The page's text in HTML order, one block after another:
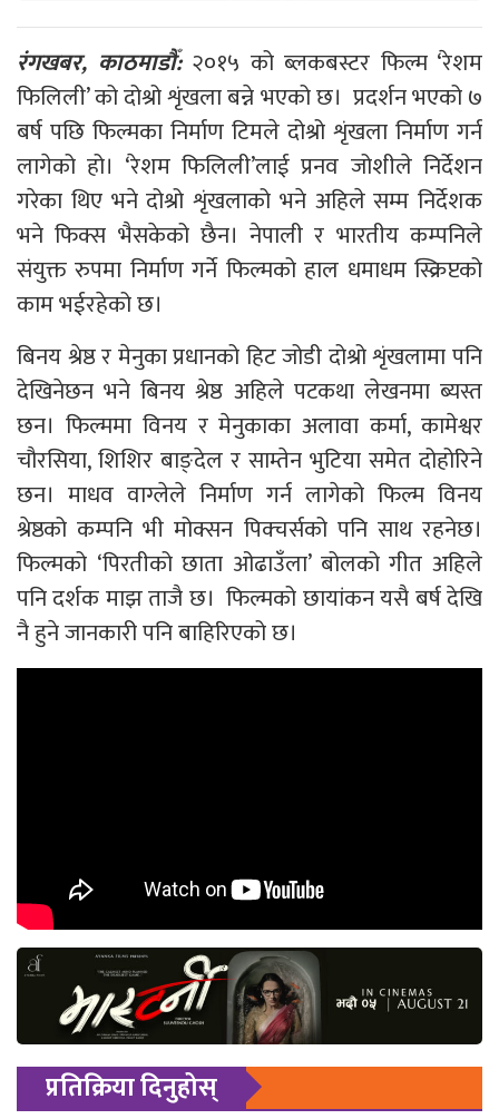
रंगखबर, काठमाडौँ: २०१५ को ब्लकबस्टर फिल्म ‘रेशम
फिलिली’को दोश्रो शृंखला बन्ने भएको छ। प्रदर्शन भएको ७
बर्ष पछि फिल्मका निर्माण टिमले दोश्रो शृंखला निर्माण गर्न
लागेको हो। ‘रेशम फिलिली’लाई प्रनव जोशीले निर्देशन
गरेका थिए भने दोश्रो शृंखलाको भने अहिले सम्म निर्देशक
भने फिक्स भैसकेको छैन। नेपाली र भारतीय कम्पनिले
संयुक्त रुपमा निर्माण गर्ने फिल्मको हाल धमाधम स्क्रिप्टको
काम भईरहेको छ।
बिनय श्रेष्ठ र मेनुका प्रधानको हिट जोडी दोश्रो शृंखलामा पनि
देखिनेछन भने बिनय श्रेष्ठ अहिले पटकथा लेखनमा ब्यस्त
छन। फिल्ममा विनय र मेनुकाका अलावा कर्मा, कामेश्वर
चौरसिया, शिशिर बाङ्देल र साम्तेन भुटिया समेत दोहोरिने
छन। माधव वाग्लेले निर्माण गर्न लागेको फिल्म विनय
श्रेष्ठको कम्पनि भी मोक्सन पिक्चर्सको पनि साथ रहनेछ।
फिल्मको ‘पिरतीको छाता ओढाउँला’ बोलको गीत अहिले
पनि दर्शक माझ ताजै छ। फिल्मको छायांकन यसै बर्ष देखि
नै हुने जानकारी पनि बाहिरिएको छ।
प्रतिक्रिया दिनुहोस्